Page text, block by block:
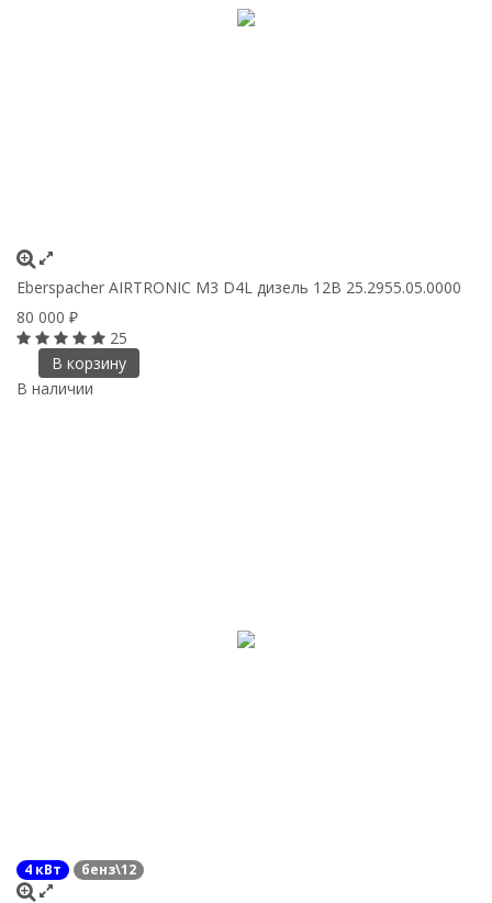
Eberspacher AIRTRONIC M3 D4L дизель 12В 25.2955.05.0000
80 000 ₽
25
В корзину
В наличии
4 кВт бенз\12